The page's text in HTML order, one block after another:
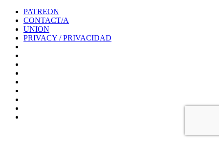
PATREON
CONTACT/A
UNION
PRIVACY / PRIVACIDAD